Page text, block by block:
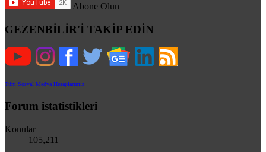
Abone Olun
GEZENBİLİR'İ TAKİP EDİN
Tüm Sosyal Medya Hesaplarımız
Forum istatistikleri
Konular
105,211